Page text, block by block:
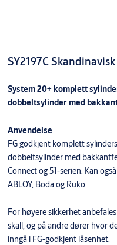
SY2197C
System 20+ komplett
dobbeltsylinder med
Anvendelse
FG godkjent komplett
dobbeltsylinder med
Connect og 51-serien. Kan
ABLOY, Boda og Ruko.
For høyere sikkerhet
skall, og på andre dører hvor
inngå i FG-godkjent låsenhet.